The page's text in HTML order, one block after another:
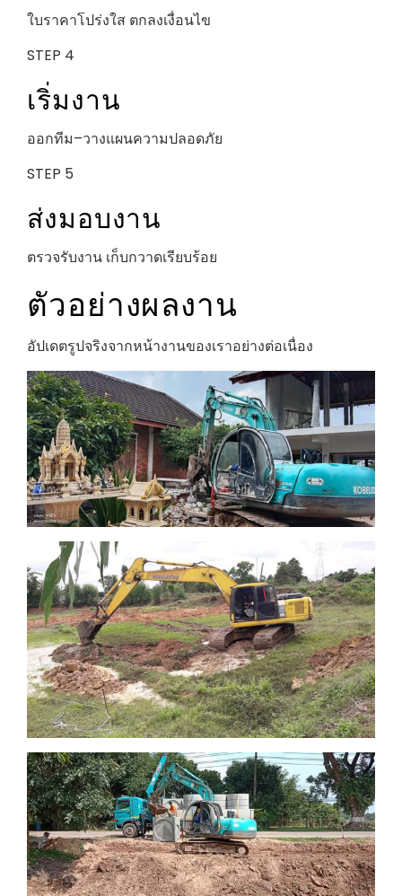
ใบราคาโปร่งใส ตกลงเงื่อนไข
STEP 4
เริ่มงาน
ออกทีม–วางแผนความปลอดภัย
STEP 5
ส่งมอบงาน
ตรวจรับงาน เก็บกวาดเรียบร้อย
ตัวอย่างผลงาน
อัปเดตรูปจริงจากหน้างานของเราอย่างต่อเนื่อง